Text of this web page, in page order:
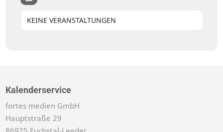
KEINE VERANSTALTUNGEN
Kalenderservice
fortes medien GmbH
Hauptstraße 29